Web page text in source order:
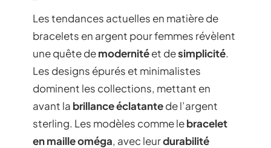
Les tendances actuelles en matière de
bracelets en argent pour femmes révèlent
une quête demodernitéet desimplicité.
Les designs épurés et minimalistes
dominent les collections, mettant en
avant la brillance éclatantede l’argent
sterling. Les modèles comme lebracelet
en maille oméga, avec leurdurabilité